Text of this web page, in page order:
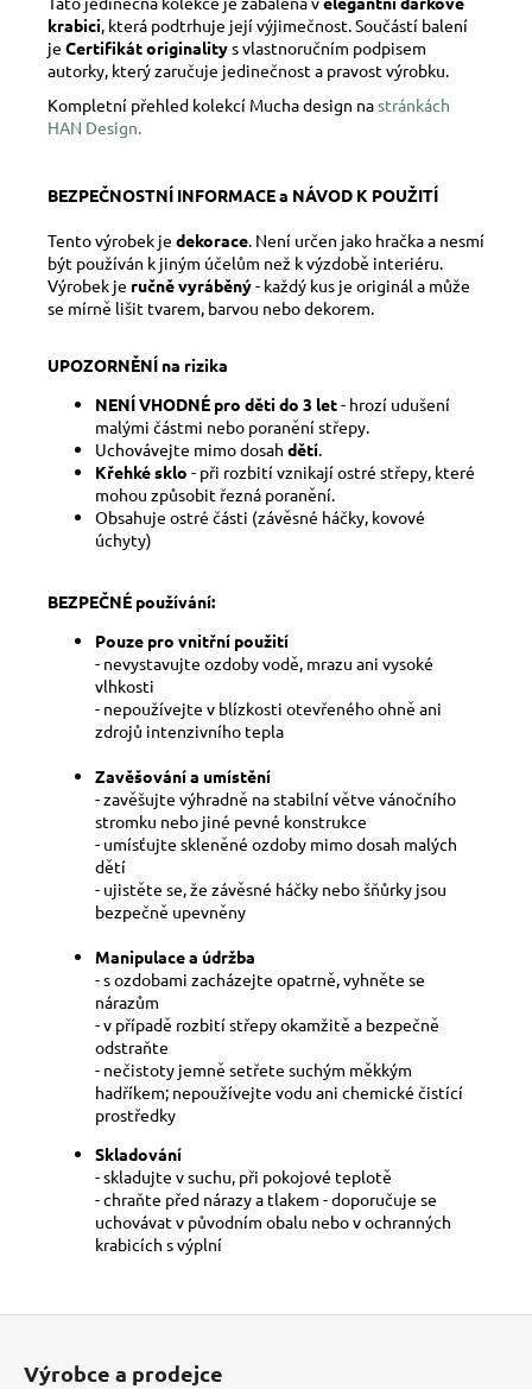
krabici, která podtrhuje její výjimečnost. Součástí balení
je Certifikát originalitys vlastnoručním podpisem
autorky, který zaručuje jedinečnost a pravost výrobku.
Kompletní přehled kolekcí Mucha design nastránkách
HAN Design.
BEZPEČNOSTNÍ INFORMACE a NÁVOD K POUŽITÍ
Tento výrobek je dekorace. Není určen jako hračka a nesmí
být používán k jiným účelům než k výzdobě interiéru.
Výrobek je ručně vyráběný- každý kus je originál a může
se mírně lišit tvarem, barvou nebo dekorem.
UPOZORNĚNÍ na rizika
NENÍ VHODNÉ pro děti do 3 let- hrozí udušení
malými částmi nebo poranění střepy.
Uchovávejte mimo dosah dětí.
Křehké sklo - při rozbití vznikají ostré střepy, které
mohou způsobit řezná poranění.
Obsahuje ostré části (závěsné háčky, kovové
úchyty)
BEZPEČNÉ používání:
Pouze pro vnitřní použití
- nevystavujte ozdoby vodě, mrazu ani vysoké
vlhkosti
- nepoužívejte v blízkosti otevřeného ohně ani
zdrojů intenzivního tepla
Zavěšování a umístění
- zavěšujte výhradně na stabilní větve vánočního
stromku nebo jiné pevné konstrukce
- umísťujte skleněné ozdoby mimo dosah malých
dětí
- ujistěte se, že závěsné háčky nebo šňůrky jsou
bezpečně upevněny
Manipulace a údržba
- s ozdobami zacházejte opatrně, vyhněte se
nárazům
- v případě rozbití střepy okamžitě a bezpečně
odstraňte
- nečistoty jemně setřete suchým měkkým
hadříkem; nepoužívejte vodu ani chemické čistící
prostředky
Skladování
- skladujte v suchu, při pokojové teplotě
- chraňte před nárazy a tlakem - doporučuje se
uchovávat v původním obalu nebo v ochranných
krabicích s výplní
Výrobce a prodejce